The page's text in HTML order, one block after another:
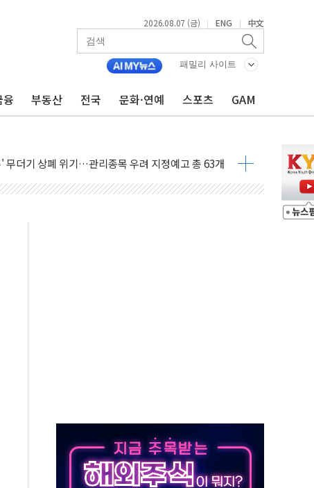
2026.08.07 (금) | ENG | 中文
패밀리 사이트
융 부동산 전국 문화·연예 스포츠 GAM
게 흉기 휘두른 30대 세입자…경찰, 현행범 체포
거래 재개…"재무구조 개편"
중 온열질환 보장…폭염기 신속 보상 강화
과 美 암 진단 분야 독점 라이선스 계약"
제 'VRN11' 캐나다 IND 신청
춤건강보험' 6개월 배타적사용권 획득
만의 신' 26일 출시, 유저의 캐릭터가 AI로 플레이한다
만으로 혜택 얻는 피드코인 이벤트 진행
정상화시 5년 내 9만가구 순증...이주 대란도 제한적
회
리카겔 등 8~9월 공연 라인업 공개
까지 3개 보급단 '1등급 스마트 물류센터' 전환